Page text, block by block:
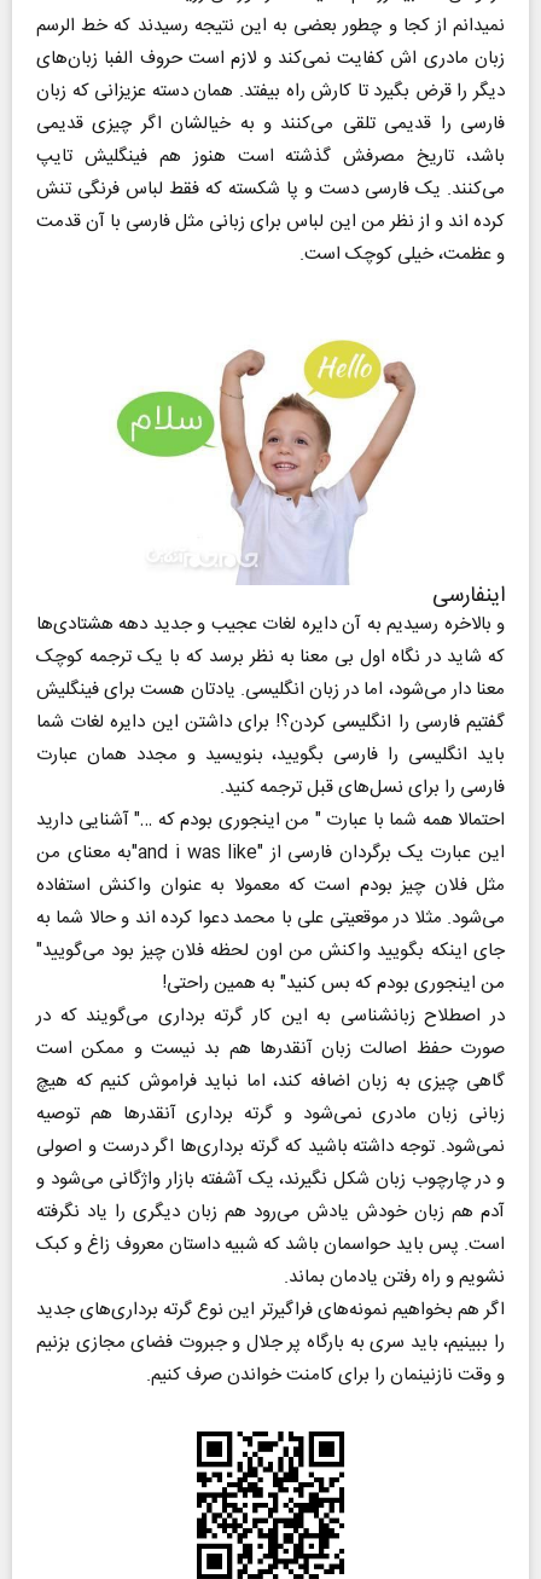
نمیدانم از کجا و چطور بعضی به این نتیجه رسیدند که خط الرسم
زبان مادری اش کفایت نمی‌کند و لازم است حروف الفبا زبان‌های
دیگر را قرض بگیرد تا کارش راه بیفتد. همان دسته عزیزانی که زبان
فارسی را قدیمی تلقی می‌کنند و به خیالشان اگر چیزی قدیمی
باشد، تاریخ مصرفش گذشته است هنوز هم فینگلیش تایپ
می‌کنند. یک فارسی دست و پا شکسته که فقط لباس فرنگی تنش
کرده اند و از نظر من این لباس برای زبانی مثل فارسی با آن قدمت
و عظمت، خیلی کوچک است.
اینفارسی
و بالاخره رسیدیم به آن دایره لغات عجیب و جدید دهه هشتادی‌ها
که شاید در نگاه اول بی معنا به نظر برسد که با یک ترجمه کوچک
معنا دار می‌شود، اما در زبان انگلیسی. یادتان هست برای فینگلیش
گفتیم فارسی را انگلیسی کردن؟! برای داشتن این دایره لغات شما
باید انگلیسی را فارسی بگویید، بنویسید و مجدد همان عبارت
فارسی را برای نسل‌های قبل ترجمه کنید.
احتمالا همه شما با عبارت " من اینجوری بودم که …" آشنایی دارید
این عبارت یک برگردان فارسی از "and i was like"به معنای من
مثل فلان چیز بودم است که معمولا به عنوان واکنش استفاده
می‌شود. مثلا در موقعیتی علی با محمد دعوا کرده اند و حالا شما به
جای اینکه بگویید واکنش من اون لحظه فلان چیز بود می‌گویید"
من اینجوری بودم که بس کنید" به همین راحتی!
در اصطلاح زبانشناسی به این کار گرته برداری می‌گویند که در
صورت حفظ اصالت زبان آنقدر‌ها هم بد نیست و ممکن است
گاهی چیزی به زبان اضافه کند، اما نباید فراموش کنیم که هیچ
زبانی زبان مادری نمی‌شود و گرته برداری آنقدر‌ها هم توصیه
نمی‌شود. توجه داشته باشید که گرته برداری‌ها اگر درست و اصولی
و در چارچوب زبان شکل نگیرند، یک آشفته بازار واژگانی می‌شود و
آدم هم زبان خودش یادش می‌رود هم زبان دیگری را یاد نگرفته
است. پس باید حواسمان باشد که شبیه داستان معروف زاغ و کبک
نشویم و راه رفتن یادمان بماند.
اگر هم بخواهیم نمونه‌های فراگیر‌تر این نوع گرته برداری‌های جدید
را ببینیم، باید سری به بارگاه پر جلال و جبروت فضای مجازی بزنیم
و وقت نازنینمان را برای کامنت خواندن صرف کنیم.